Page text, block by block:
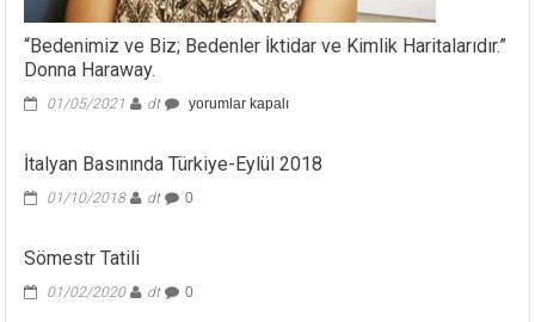
“Bedenimiz ve Biz; Bedenler İktidar ve Kimlik Haritalarıdır.”
Donna Haraway.
01/05/2021 dt
“Bedenimiz
Bedenler
İktidar
Haraway.
yorumlar kapalı
İtalyan Basınında Türkiye-Eylül 2018
01/10/2018 dt 0
Sömestr Tatili
01/02/2020 dt 0